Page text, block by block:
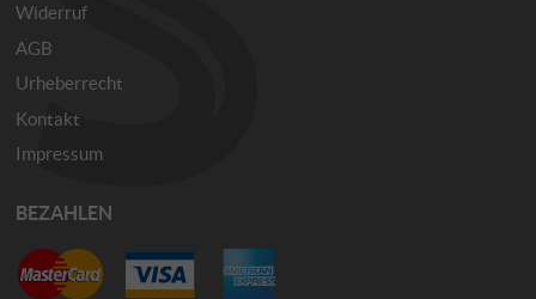
Widerruf
AGB
Urheberrecht
Kontakt
Impressum
BEZAHLEN